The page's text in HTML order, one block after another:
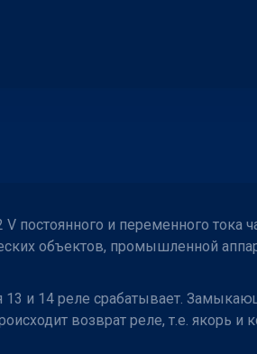
постоянного и переменного тока
объектов, промышленной
и 14 реле срабатывает.
возврат реле, т.е. якорь и